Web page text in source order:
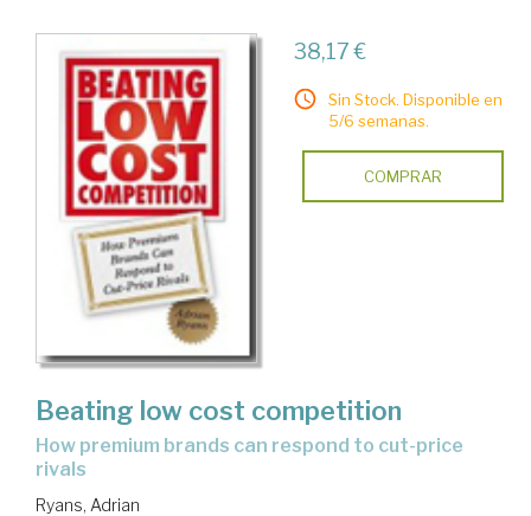
38,17 €
Sin Stock. Disponible en
5/6 semanas.
COMPRAR
Beating low cost competition
how premium brands can respond to cut-price
rivals
Ryans, Adrian